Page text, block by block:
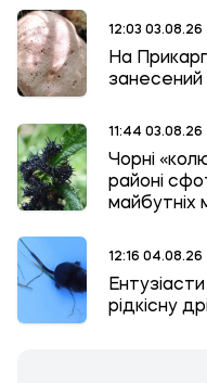
12:03 03.08.26
На
занесений
11:44 03.08.26
Чорні
районі
майбутніх
12:16 04.08.26
рідкісну